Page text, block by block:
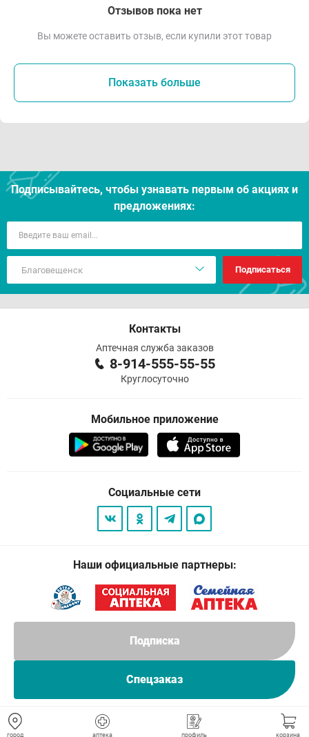
город аптека профиль корзина
Подписка
Спецзаказ
Отзывов пока нет
Вы можете оставить отзыв, если купили этот товар
Показать больше
Подписывайтесь, чтобы узнавать первым об акцияx и
предложениях:
Подписаться
Контакты
Аптечная служба заказов
8-914-555-55-55
Круглосуточно
Мобильное приложение
Социальные сети
Наши официальные партнеры: